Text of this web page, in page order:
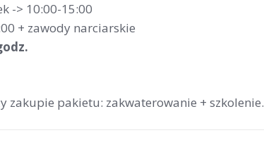
-> 10:00-15:00
+ zawody narciarskie
zakupie pakietu: zakwaterowanie + szkolenie.